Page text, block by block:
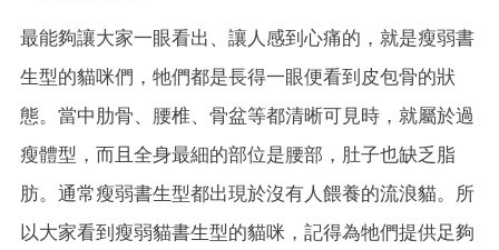
最能夠讓大家一眼看出、讓人感到心痛的，就是瘦弱書
生型的貓咪們，牠們都是長得一眼便看到皮包骨的狀
態。當中肋骨、腰椎、骨盆等都清晰可見時，就屬於過
瘦體型，而且全身最細的部位是腰部，肚子也缺乏脂
肪。通常瘦弱書生型都出現於沒有人餵養的流浪貓。所
以大家看到瘦弱貓書生型的貓咪，記得為牠們提供足夠